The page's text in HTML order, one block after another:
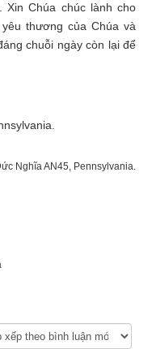
Xin Chúa chúc lành cho
thương của Chúa và
chuỗi ngày còn lại để
Nghĩa AN45, Pennsylvania.